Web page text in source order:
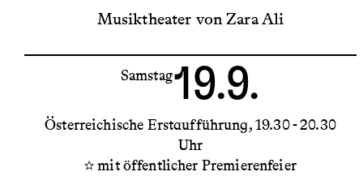
Musiktheater von Zara Ali
Samstag19.9.
Österreichische Erstaufführung 19.30 - 20.30
Uhr
mit öffentlicher Premierenfeier